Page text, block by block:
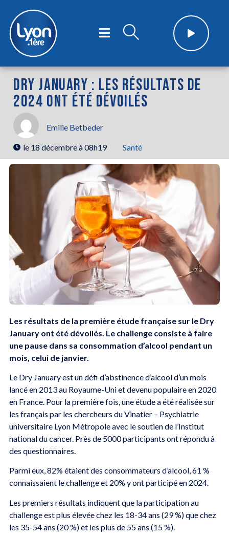
DRY JANUARY : LES RÉSULTATS DE
2024 ONT ÉTÉ DÉVOILÉS
Emilie Betbeder
le 18 décembre à 08h19 Santé
Les résultats de la première étude française sur le Dry
January ont été dévoilés. Le challenge consiste à faire
une pause dans sa consommation d’alcool pendant un
mois, celui de janvier.
Le Dry January est un défi d’abstinence d’alcool d’un mois
lancé en 2013 au Royaume-Uni et devenu populaire en 2020
en France. Pour la première fois, une étude a été réalisée sur
les français par les chercheurs du Vinatier – Psychiatrie
universitaire Lyon Métropole avec le soutien de l’Institut
national du cancer. Près de 5000 participants ont répondu à
des questionnaires.
Parmi eux, 82% étaient des consommateurs d’alcool, 61 %
connaissaient le challenge et 20% y ont participé en 2024.
Les premiers résultats indiquent que la participation au
challenge est plus élevée chez les 18-34 ans (29 %) que chez
les 35-54 ans (20 %) et les plus de 55 ans (15 %).